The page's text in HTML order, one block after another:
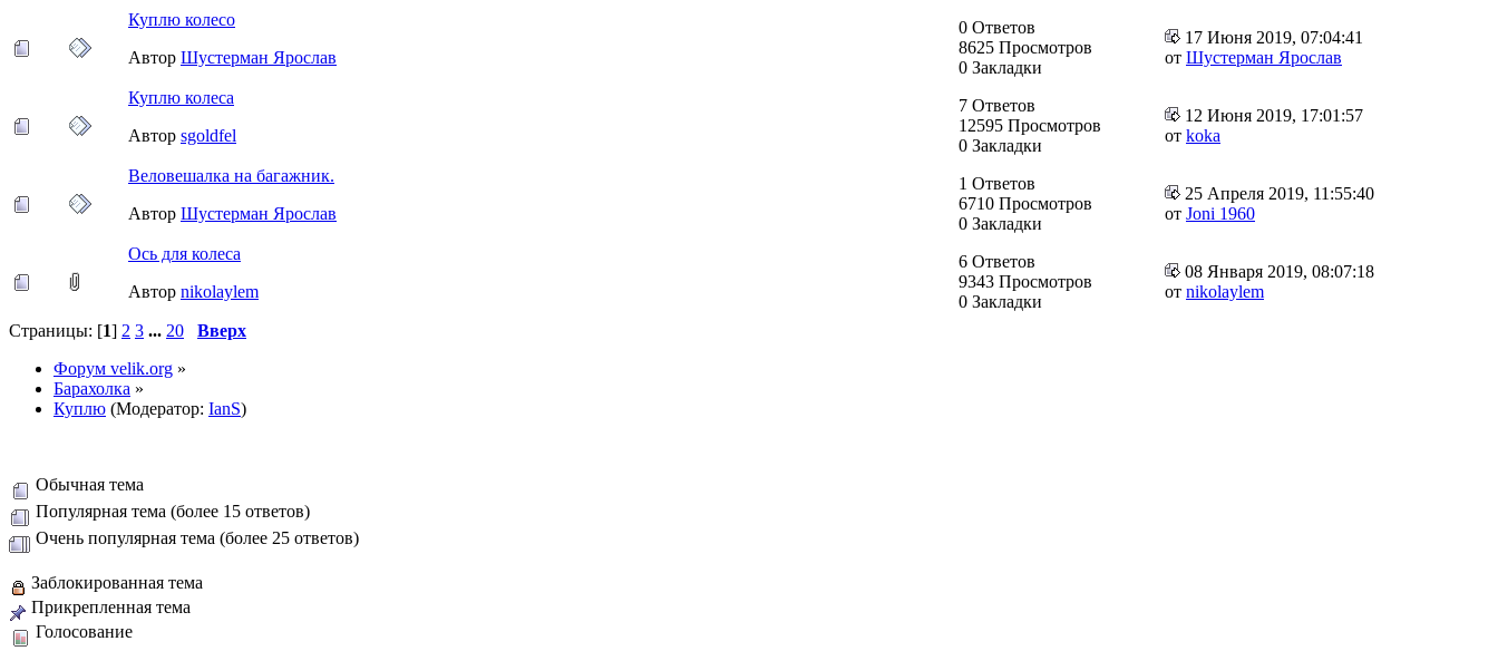
Куплю колесо
Автор Шустерман Ярослав
0 Ответов
8625 Просмотров
0 Закладки
17 Июня 2019, 07:04:41
от Шустерман Ярослав
Куплю колеса
Автор sgoldfel
7 Ответов
12595 Просмотров
0 Закладки
12 Июня 2019, 17:01:57
от koka
Веловешалка на багажник.
Автор Шустерман Ярослав
1 Ответов
6710 Просмотров
0 Закладки
25 Апреля 2019, 11:55:40
от Joni 1960
Ось для колеса
Автор nikolaylem
6 Ответов
9343 Просмотров
0 Закладки
08 Января 2019, 08:07:18
от nikolaylem
Страницы: [1] 2 3 ... 20
Вверх
Форум velik.org »
Барахолка »
Куплю (Модератор: IanS)
Обычная тема
Популярная тема (более 15 ответов)
Очень популярная тема (более 25 ответов)
Заблокированная тема
Прикрепленная тема
Голосование